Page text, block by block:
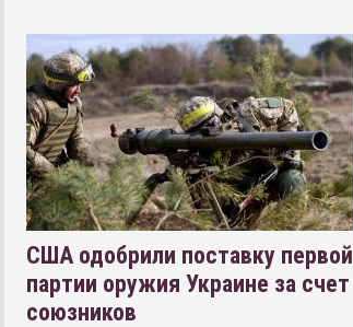
США одобрили поставку первой
партии оружия Украине за счет
союзников